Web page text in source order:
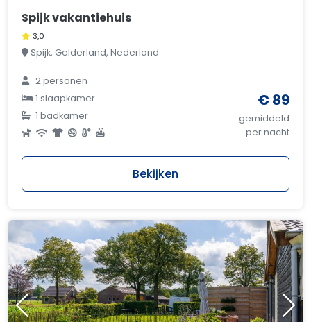
Spijk vakantiehuis
3,0
Spijk, Gelderland, Nederland
2 personen
1 slaapkamer
1 badkamer
€ 89
gemiddeld
per nacht
Bekijken